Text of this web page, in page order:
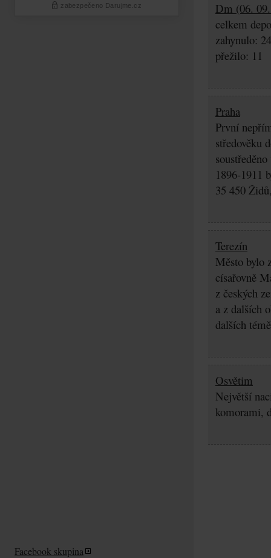
Dm (06.
celkem
zahynulo:
přežilo: 11
Praha
První
středověku
1896-1911
35 450
Terezín
Město bylo
císařovně
z českých
a z dalších
dalších
Osvětim
Největší
komorami,
Facebook skupina